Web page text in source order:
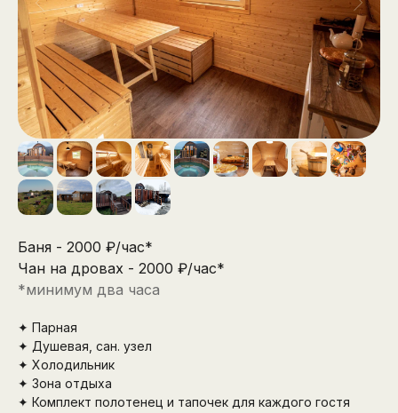
Баня - 2000 ₽/час*
Чан на дровах - 2000 ₽/час*
*минимум два часа
✦ Парная
✦ Душевая, сан. узел
✦ Холодильник
✦ Зона отдыха
✦ Комплект полотенец и тапочек для каждого гостя